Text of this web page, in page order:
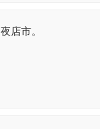
夜店市。